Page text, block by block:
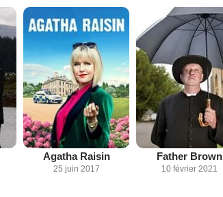
Agatha Raisin
25 juin 2017
Father Brown
10 février 2021